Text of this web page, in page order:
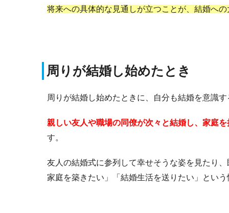
将来への具体的な見通しが立つことが、結婚へ
周りが結婚し始めたとき
周りが結婚し始めたときに、自分も結婚を意識す
親しい友人や職場の同僚が次々と結婚し、家庭
す。
友人の結婚式に参列して幸せそうな姿を見たり
家庭を築きたい」「結婚生活を送りたい」という